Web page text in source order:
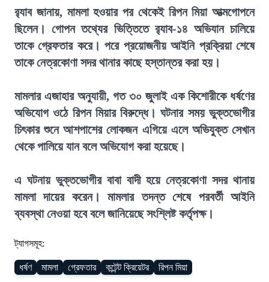
র‍্যাব জানায়, মামলা হওয়ার পর থেকেই রিপন মিয়া আত্মগোপনে
ছিলেন। গোপন তথ্যের ভিত্তিতে র‍্যাব-১৪ অভিযান চালিয়ে
তাকে গ্রেফতার করে। পরে প্রয়োজনীয় আইনি প্রক্রিয়া শেষে
তাকে নেত্রকোণা সদর থানার কাছে হস্তান্তর করা হয়।
মামলার এজাহার অনুযায়ী, গত ৩০ জুলাই এক কিশোরীকে ধর্ষণের
অভিযোগ ওঠে রিপন মিয়ার বিরুদ্ধে। ঘটনার সময় ভুক্তভোগীর
চিৎকার শুনে আশপাশের লোকজন এগিয়ে এলে অভিযুক্ত সেখান
থেকে পালিয়ে যান বলে অভিযোগ করা হয়েছে।
এ ঘটনায় ভুক্তভোগীর বাবা বাদী হয়ে নেত্রকোণা সদর থানায়
মামলা দায়ের করেন। মামলার তদন্ত শেষে পরবর্তী আইনি
ব্যবস্থা নেওয়া হবে বলে জানিয়েছে সংশ্লিষ্ট কর্তৃপক্ষ।
ট্যাগসমূহ:
ধর্ষণ মামলা গ্রেফতার কন্টেন্ট ক্রিয়েটর রিপন মিয়া